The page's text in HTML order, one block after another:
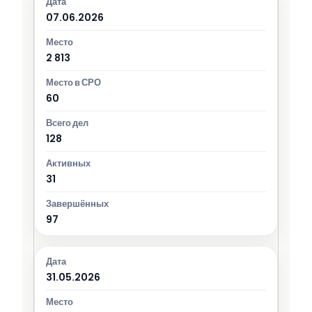
07.06.2026
2 813
60
128
31
97
31.05.2026